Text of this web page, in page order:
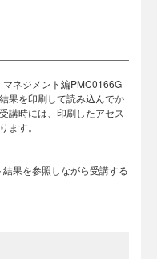
ネジメント編PMC0166G
果を印刷して読み込んでか
講時には、印刷したアセス
ます。
果を参照しながら受講する